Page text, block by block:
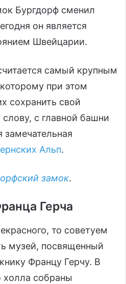
Бургдорф сменил
он является
Швейцарии.
самый крупным
при этом
сохранить свой
с главной башни
замечательная
Альп.
замок.
Герча
то советуем
музей, посвященный
Францу Герчу. В
холла собраны